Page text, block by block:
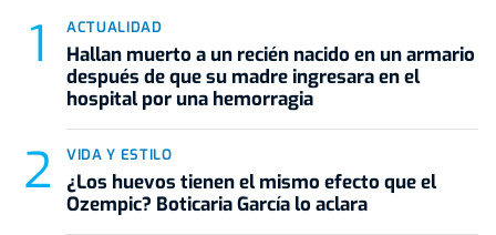
ACTUALIDAD
Hallan muerto a un recién nacido en un armario
después de que su madre ingresara en el
hospital por una hemorragia
VIDA Y ESTILO
¿Los huevos tienen el mismo efecto que el
Ozempic? Boticaria García lo aclara